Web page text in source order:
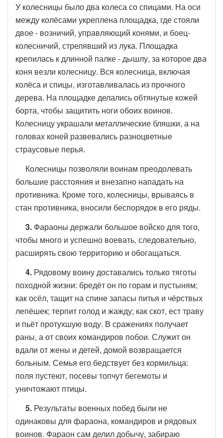
У колесницы было два колеса со спицами. На оси
между колёсами укреплена площадка, где стояли
двое - возничий, управляющий конями, и боец-
колесничий, стрелявший из лука. Площадка
крепилась к длинной палке - дышлу, за которое два
коня везли колесницу. Вся колесница, включая
колёса и спицы, изготавливалась из прочного
дерева. На площадке делались обтянутые кожей
борта, чтобы защитить ноги обоих воинов.
Колесницу украшали металлические бляшки, а на
головах коней развевались разноцветные
страусовые перья.
Колесницы позволяли воинам преодолевать
большие расстояния и внезапно нападать на
противника. Кроме того, колесницы, врываясь в
стан противника, вносили беспорядок в его ряды.
3. Фараоны держали большое войско для того,
чтобы много и успешно воевать, следовательно,
расширять свою территорию и обогащаться.
4. Рядовому воину доставались только тяготы
походной жизни: бредёт он по горам и пустыням;
как осёл, тащит на спине запасы питья и чёрствых
лепёшек; терпит голод и жажду; как скот, ест траву
и пьёт протухшую воду. В сражениях получает
раны, а от своих командиров побои. Служит он
вдали от жены и детей, домой возвращается
больным. Семья его бедствует без кормильца:
поля пустеют, посевы топчут бегемоты и
уничтожают птицы.
5. Результаты военных побед были не
одинаковы для фараона, командиров и рядовых
воинов. Фараон сам делил добычу, забираю